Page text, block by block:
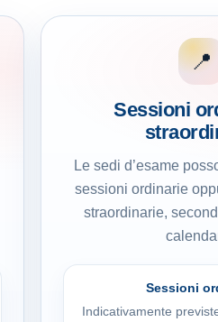
📍
Sessioni
Le sedi d’esame
sessioni ordinarie
straordinarie,
Sessioni
Indicativamente